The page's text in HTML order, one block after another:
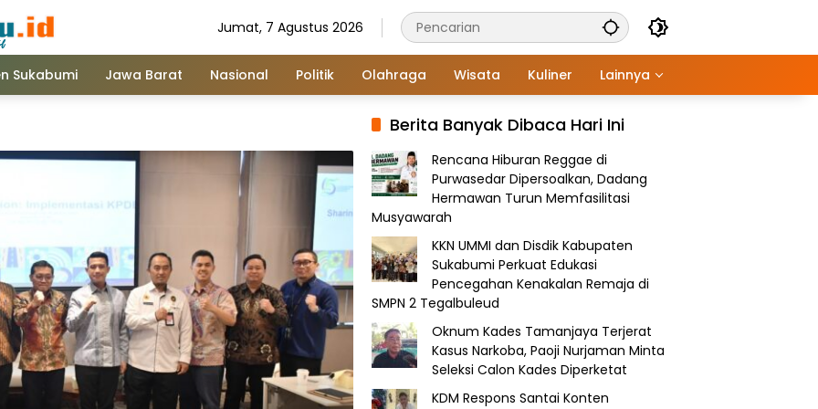
Jumat, 7 Agustus 2026
Sukabumi Jawa Barat Nasional Politik Olahraga Wisata Kuliner Lainnya
Berita Banyak Dibaca Hari Ini
Rencana Hiburan Reggae di
Purwasedar Dipersoalkan, Dadang
Hermawan Turun Memfasilitasi
Musyawarah
KKN UMMI dan Disdik Kabupaten
Sukabumi Perkuat Edukasi
Pencegahan Kenakalan Remaja di
SMPN 2 Tegalbuleud
Oknum Kades Tamanjaya Terjerat
Kasus Narkoba, Paoji Nurjaman Minta
Seleksi Calon Kades Diperketat
KDM Respons Santai Konten